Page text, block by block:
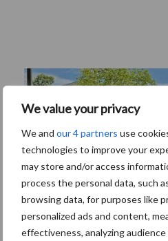
We value your privacy
We and our 4 partners use
technologies to improve your
may store and/or access
process the personal data, such
browsing data, for purposes like
personalized ads and content,
effectiveness, analyzing